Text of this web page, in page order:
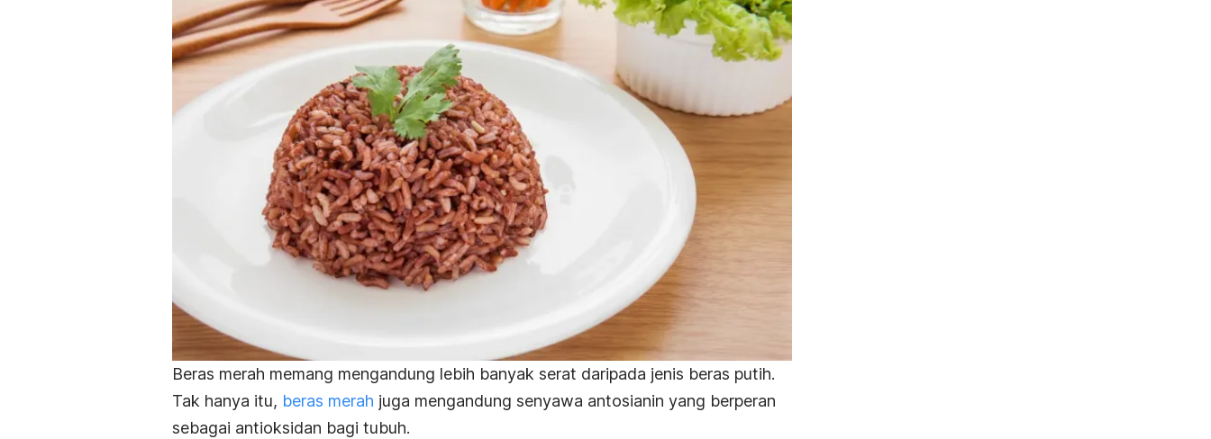
Beras merah memang mengandung lebih banyak serat daripada jenis beras putih.
Tak hanya itu, beras merah juga mengandung senyawa antosianin yang berperan
sebagai antioksidan bagi tubuh.